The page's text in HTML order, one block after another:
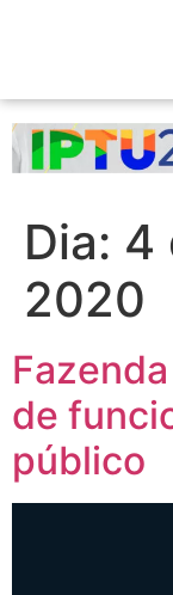
Dia: 4
2020
de
público